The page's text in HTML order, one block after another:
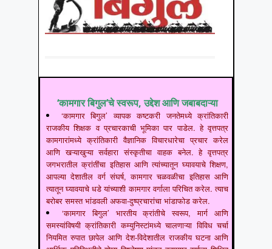
‘कामगार बिगुल’चे स्वरूप, उद्देश आणि जबाबदाऱ्या
‘कामगार बिगुल’ व्यापक कष्टकरी जनतेमध्ये क्रांतिकारी
राजकीय शिक्षक व प्रचारकाची भूमिका पार पाडेल. हे वृत्तपत्र
कामगारांमध्ये क्रांतिकारी वैज्ञानिक विचारधारेचा प्रचार करेल
आणि खऱ्याखुऱ्या सर्वहारा संस्कृतीचा वाहक बनेल. हे वृत्तपत्र
जगभरातील क्रांतींचा इतिहास आणि त्यांच्यातून घ्यावयाचे शिक्षण,
आपल्या देशातील वर्ग संघर्ष, कामगार चळवळीचा इतिहास आणि
त्यातून घ्यावयाचे धडे यांच्याशी कामगार वर्गाला परिचित करेल. त्याच
बरोबर समस्त भांडवली अफवा-दुष्प्रचारांचा भांडाफोड करेल.
‘कामगार बिगुल’ भारतीय क्रांतीचे स्वरूप, मार्ग आणि
समस्यांविषयी क्रांतिकारी कम्युनिस्टांमध्ये चालणाऱ्या विविध चर्चा
नियमित रुपात छापेल आणि देश-विदेशातील राजकीय घटना आणि